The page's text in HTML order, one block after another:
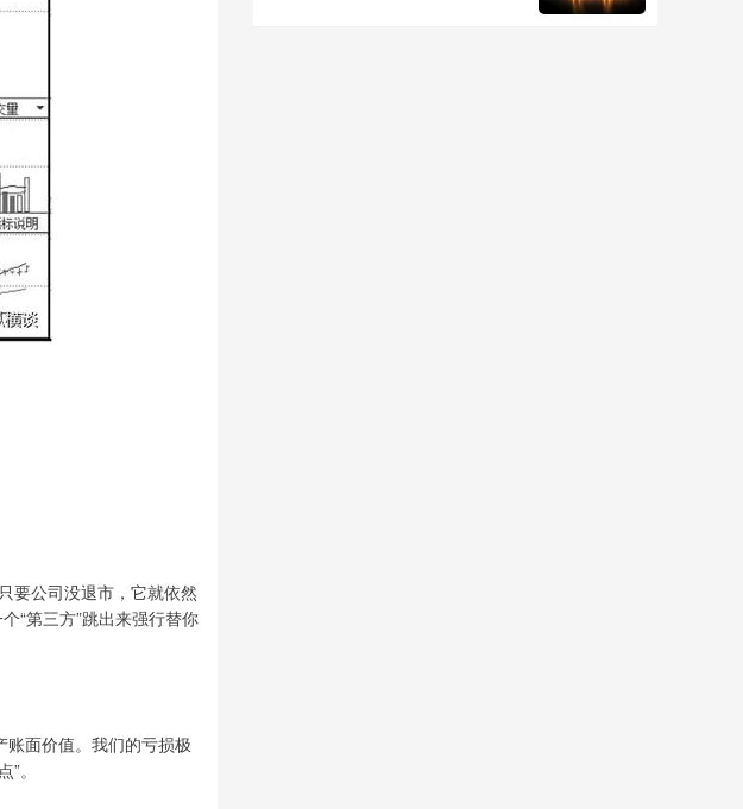
要公司没退市，它就依然
“第三方”跳出来强行替你
面价值。我们的亏损极
。